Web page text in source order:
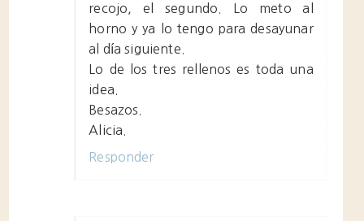
recojo, el segundo. Lo meto al
horno y ya lo tengo para desayunar
al día siguiente.
Lo de los tres rellenos es toda una
idea.
Besazos.
Alicia.
Responder